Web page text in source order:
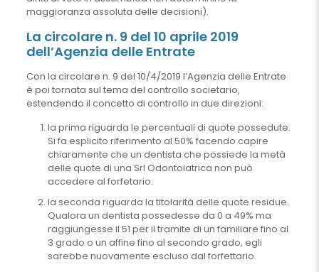
maggioranza assoluta delle decisioni).
La circolare n. 9 del 10 aprile 2019
dell’Agenzia delle Entrate
Con la circolare n. 9 del 10/4/2019 l’Agenzia delle Entrate
è poi tornata sul tema del controllo societario,
estendendo il concetto di controllo in due direzioni:
la prima riguarda le percentuali di quote possedute.
Si fa esplicito riferimento al 50% facendo capire
chiaramente che un dentista che possiede la metà
delle quote di una Srl Odontoiatrica non può
accedere al forfetario.
la seconda riguarda la titolarità delle quote residue.
Qualora un dentista possedesse da 0 a 49% ma
raggiungesse il 51 per il tramite di un familiare fino al
3 grado o un affine fino al secondo grado, egli
sarebbe nuovamente escluso dal forfettario.